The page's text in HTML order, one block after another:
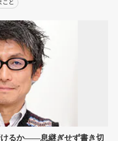
こと
けるか――息継ぎせず書き切